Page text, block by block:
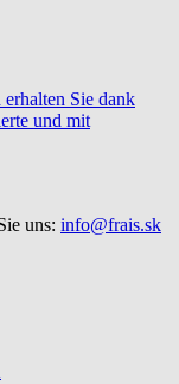
Sie dank
und mit
uns: info@frais.sk